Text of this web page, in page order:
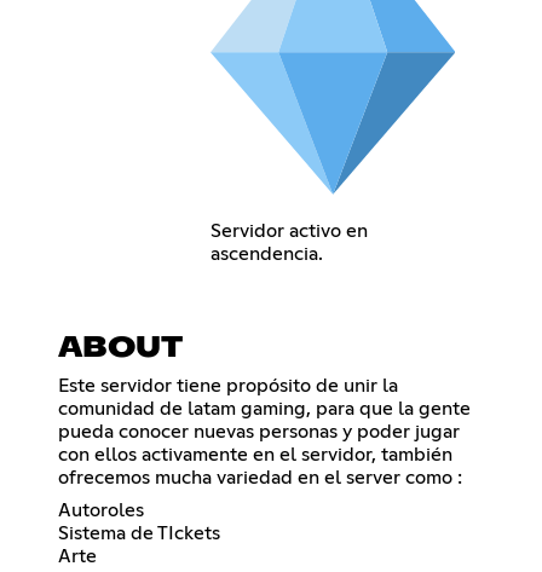
Servidor activo en
ascendencia.
ABOUT
Este servidor tiene propósito de unir la
comunidad de latam gaming, para que la gente
pueda conocer nuevas personas y poder jugar
con ellos activamente en el servidor, también
ofrecemos mucha variedad en el server como :
Autoroles
Sistema de TIckets
Arte